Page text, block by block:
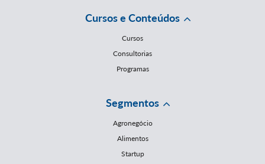
Cursos e Conteúdos
Cursos
Consultorias
Programas
Segmentos
Agronegócio
Alimentos
Startup